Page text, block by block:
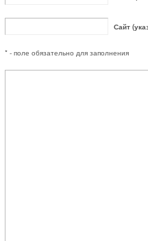
Сайт
* - поле обязательно для заполнения